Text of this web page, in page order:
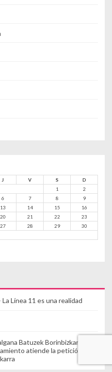
J V S
D
1
2
6 7 8
9
13 14 15
16
20 21 22
23
27 28 29
30
Línea 11 es una realidad
Batuzek Borinbizkarran
atiende la petición de